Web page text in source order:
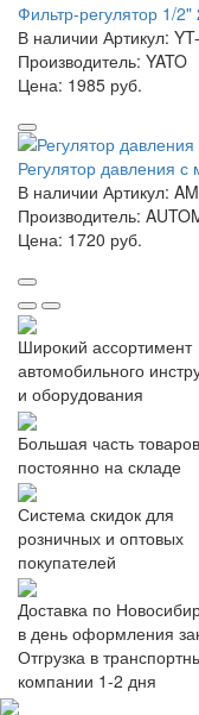
Фильтр-регулятор 1/
В наличии Артикул:
Производитель: YATO
Цена: 1985 руб.
Регулятор давления
В наличии Артикул:
Производитель:
Цена: 1720 руб.
Широкий ассортимент
автомобильного
и оборудования
Большая часть
постоянно на складе
Система скидок для
розничных и оптовых
покупателей
Доставка по
в день оформления
Отгрузка в
компании 1-2 дня